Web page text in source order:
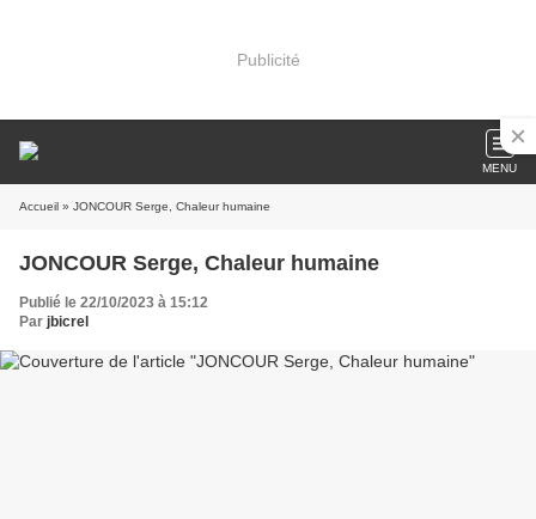
Publicité
MENU
Accueil » JONCOUR Serge, Chaleur humaine
JONCOUR Serge, Chaleur humaine
Publié le 22/10/2023 à 15:12
Par jbicrel